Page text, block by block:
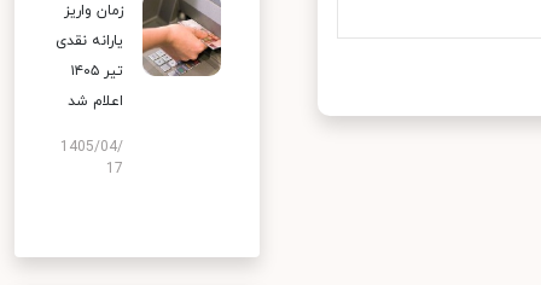
زمان واریز
یارانه نقدی
تیر ۱۴۰۵
اعلام شد
1405/04/
17